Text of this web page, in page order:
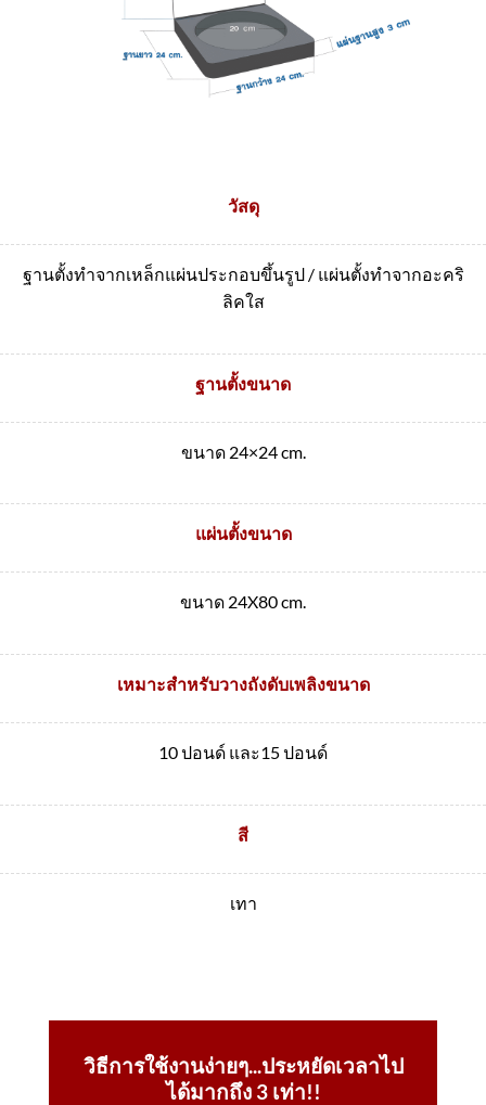
วัสดุ
ฐานตั้งทำจากเหล็กแผ่นประกอบขึ้นรูป / แผ่นตั้งทำจากอะคริ
ลิคใส
ฐานตั้งขนาด
ขนาด 24×24 cm.
แผ่นตั้งขนาด
ขนาด 24X80 cm.
เหมาะสำหรับวางถังดับเพลิงขนาด
10 ปอนด์ และ15 ปอนด์
สี
เทา
วิธีการใช้งานง่ายๆ...ประหยัดเวลาไป
ได้มากถึง 3 เท่า!!